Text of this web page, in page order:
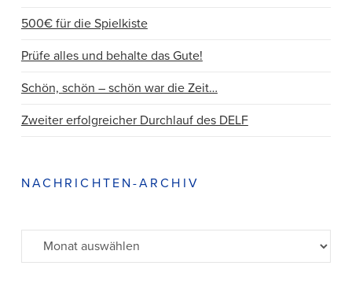
500€ für die Spielkiste
Prüfe alles und behalte das Gute!
Schön, schön – schön war die Zeit…
Zweiter erfolgreicher Durchlauf des DELF
NACHRICHTEN-ARCHIV
Archiv